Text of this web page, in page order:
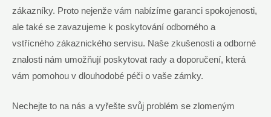
zákazníky. Proto nejenže vám nabízíme garanci spokojenosti,
ale také se zavazujeme k poskytování odborného a
vstřícného zákaznického servisu. Naše zkušenosti a odborné
znalosti nám umožňují poskytovat rady a doporučení, která
vám pomohou v dlouhodobé péči o vaše zámky.
Nechejte to na nás a vyřešte svůj problém se zlomeným